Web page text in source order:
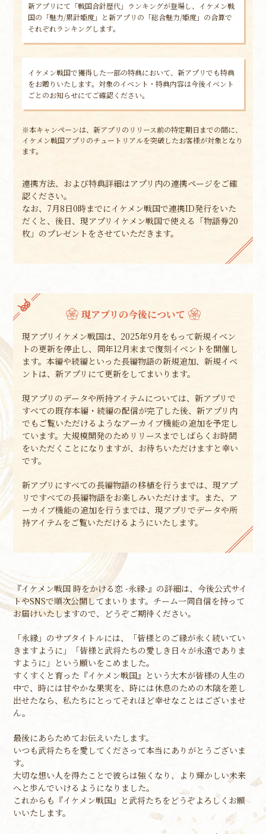
新アプリにて「戦国合計歴代」ランキングが登場し、イケメン戦
国の「魅力/累計姫度」と新アプリの「総合魅力/姫度」の合算で
それぞれランキングします。
イケメン戦国で獲得した一部の特典において、新アプリでも特典
をお贈りいたします。対象のイベント・特典内容は今後イベント
ごとのお知らせにてご確認ください。
※本キャンペーンは、新アプリのリリース前の特定期日までの間に、
イケメン戦国アプリのチュートリアルを突破したお客様が対象となり
ます。
連携方法、および特典詳細はアプリ内の連携ページをご確
認ください。
なお、7月8日0時までにイケメン戦国で連携ID発行をいた
だくと、後日、現アプリイケメン戦国で使える「物語券20
枚」のプレゼントをさせていただきます。
現アプリの今後について
現アプリイケメン戦国は、2025年9月をもって新規イベン
トの更新を停止し、同年12月末まで復刻イベントを開催し
ます。本編や続編といった長編物語の新規追加、新規イベ
ントは、新アプリにて更新をしてまいります。
現アプリのデータや所持アイテムについては、新アプリで
すべての既存本編・続編の配信が完了した後、新アプリ内
でもご覧いただけるようなアーカイブ機能の追加を予定し
ています。大規模開発のためリリースまでしばらくお時間
をいただくことになりますが、お待ちいただけますと幸い
です。
新アプリにすべての長編物語の移植を行うまでは、現アプ
リですべての長編物語をお楽しみいただけます。また、ア
ーカイブ機能の追加を行うまでは、現アプリでデータや所
持アイテムをご覧いただけるようにいたします。
『イケメン戦国 時をかける恋 -永縁-』の詳細は、今後公式サイ
トやSNSで順次公開してまいります。チーム一同自信を持って
お届けいたしますので、どうぞご期待ください。
「永縁」のサブタイトルには、「皆様とのご縁が永く続いてい
きますように」「皆様と武将たちの愛しき日々が永遠でありま
すように」という願いをこめました。
すくすくと育った『イケメン戦国』という大木が皆様の人生の
中で、時には甘やかな果実を、時には休息のための木陰を差し
出せたなら、私たちにとってそれほど幸せなことはございませ
ん。
最後にあらためてお伝えいたします。
いつも武将たちを愛してくださって本当にありがとうございま
す。
大切な想い人を得たことで彼らは強くなり、より輝かしい未来
へと歩んでいけるようになりました。
これからも『イケメン戦国』と武将たちをどうぞよろしくお願
いいたします。